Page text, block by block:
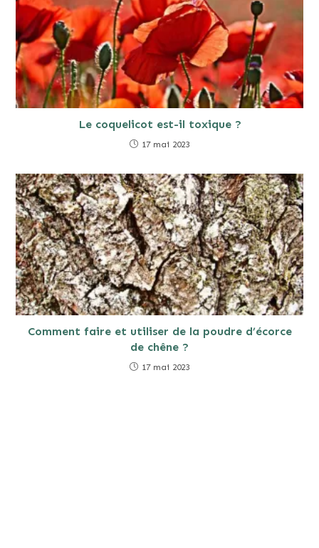
Le coquelicot est-il toxique ?
17 mai 2023
Comment faire et utiliser de la poudre d’écorce
de chêne ?
17 mai 2023